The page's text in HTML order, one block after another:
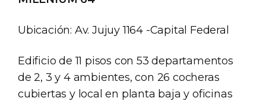
Ubicación: Av. Jujuy 1164 -Capital Federal
Edificio de 11 pisos con 53 departamentos
de 2, 3 y 4 ambientes, con 26 cocheras
cubiertas y local en planta baja y oficinas